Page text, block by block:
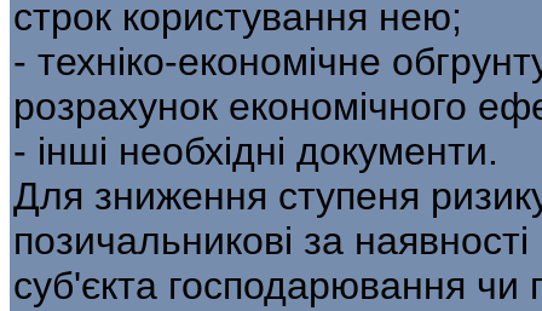
строк користування нею;
- техніко-економічне
розрахунок економічного
- інші необхідні документи.
Для зниження ступеня
позичальникові за
суб'єкта господарювання чи